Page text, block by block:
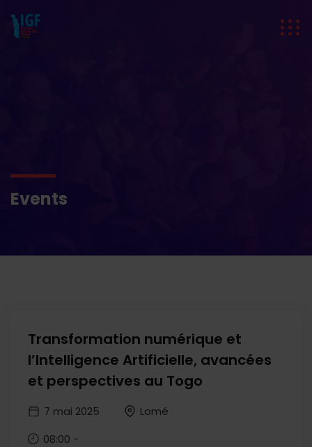
Events
Transformation numérique et
l’Intelligence Artificielle, avancées
et perspectives au Togo
7 mai 2025
Lomé
08:00 -